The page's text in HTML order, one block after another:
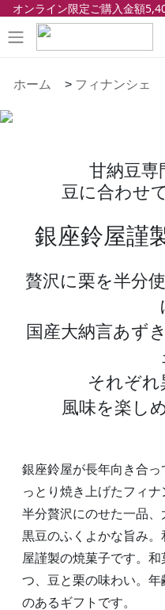
オンライン限定ご購入金額
ホーム > フィナンシェ
甘納豆専
豆に合わせ
銀座鈴屋謹
贅沢に栗を半分
国産大納言あず
それぞれ
風味を楽し
銀座鈴屋が長年向き合
っとり焼き上げたフィ
半分贅沢にのせた一品、
黒豆のふくよかな旨み
屋謹製の焼菓子です。
つ、豆と栗の味わい。
のあるギフトです。